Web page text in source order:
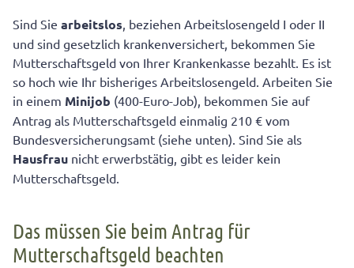
Sind Sie arbeitslos, beziehen Arbeitslosengeld I oder II
und sind gesetzlich krankenversichert, bekommen Sie
Mutterschaftsgeld von Ihrer Krankenkasse bezahlt. Es ist
so hoch wie Ihr bisheriges Arbeitslosengeld. Arbeiten Sie
in einem Minijob (400-Euro-Job), bekommen Sie auf
Antrag als Mutterschaftsgeld einmalig 210 € vom
Bundesversicherungsamt (siehe unten). Sind Sie als
Hausfrau nicht erwerbstätig, gibt es leider kein
Mutterschaftsgeld.
Das müssen Sie beim Antrag für
Mutterschaftsgeld beachten